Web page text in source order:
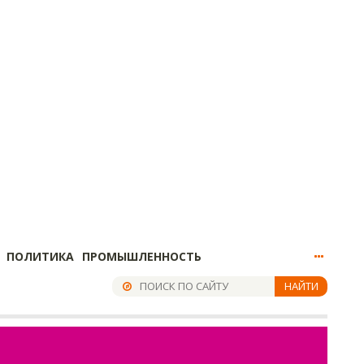
ПОЛИТИКА ПРОМЫШЛЕННОСТЬ
НАЙТИ